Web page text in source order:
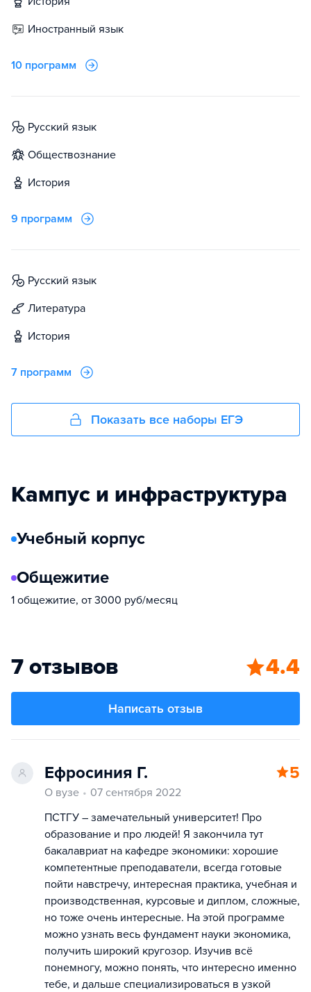
иностранный язык
10 программ
русский язык
обществознание
история
9 программ
русский язык
литература
история
7 программ
Показать все наборы ЕГЭ
Кампус и инфраструктура
Учебный корпус
Общежитие
1 общежитие, от 3000 руб/месяц
7 отзывов 4.4
Написать отзыв
Ефросиния Г. 5
О вузе
07 сентября 2022
ПСТГУ – замечательный университет! Про
образование и про людей! Я закончила тут
бакалавриат на кафедре экономики: хорошие
компетентные преподаватели, всегда готовые
пойти навстречу, интересная практика, учебная и
производственная, курсовые и диплом, сложные,
но тоже очень интересные. На этой программе
можно узнать весь фундамент науки экономика,
получить широкий кругозор. Изучив всё
понемногу, можно понять, что интересно именно
тебе, и дальше специализироваться в узкой